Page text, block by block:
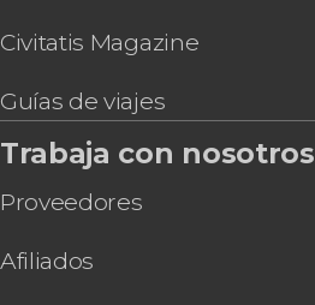
Civitatis Magazine
Guías de viajes
Trabaja con nosotros
Proveedores
Afiliados